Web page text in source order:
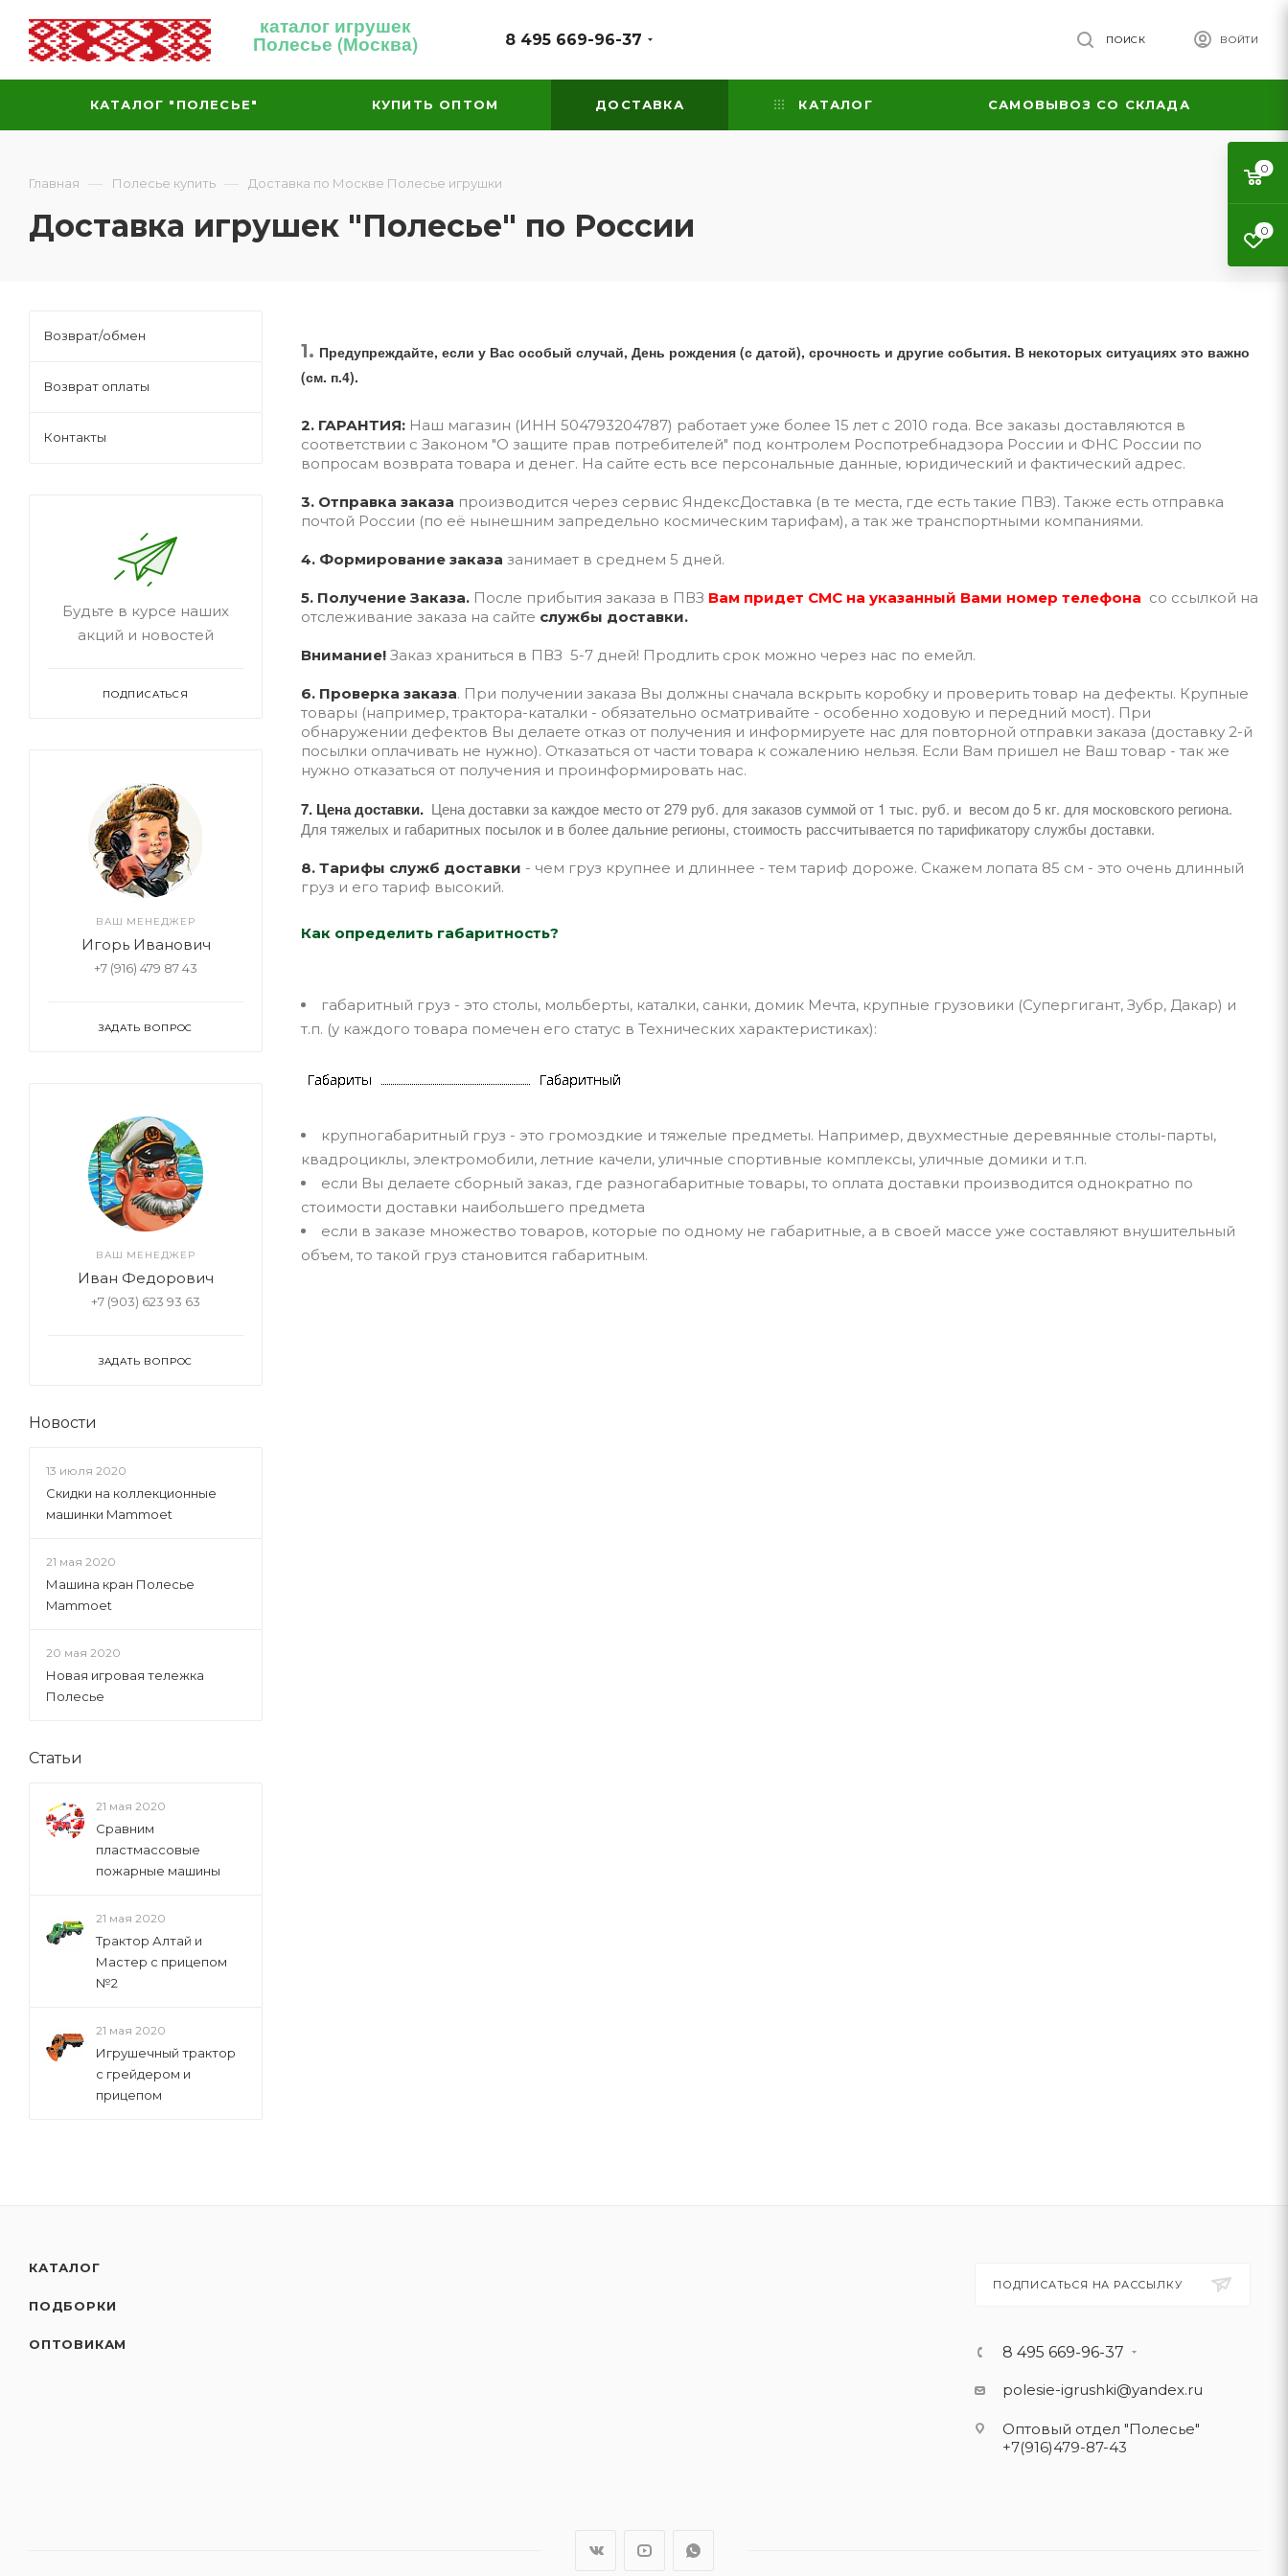
каталог игрушек
Полесье (Москва) 8 495 669-96-37 ВОЙТИ
ПОИСК
КАТАЛОГ "ПОЛЕСЬЕ" КУПИТЬ ОПТОМ ДОСТАВКА КАТАЛОГ САМОВЫВОЗ СО СКЛАДА
Главная — Полесье купить — Доставка по Москве Полесье игрушки
Доставка игрушек "Полесье" по России
1. Предупреждайте, если у Вас особый случай, День рождения (с датой), срочность и другие события. В некоторых ситуациях это важно
(см. п.4).
2. ГАРАНТИЯ: Наш магазин (ИНН 504793204787) работает уже более 15 лет с 2010 года. Все заказы доставляются в
соответствии с Законом "О защите прав потребителей" под контролем Роспотребнадзора России и ФНС России по
вопросам возврата товара и денег. На сайте есть все персональные данные, юридический и фактический адрес.
3. Отправка заказа производится через сервис ЯндексДоставка (в те места, где есть такие ПВЗ). Также есть отправка
почтой России (по её нынешним запредельно космическим тарифам), а так же транспортными компаниями.
4. Формирование заказа занимает в среднем 5 дней.
5. Получение Заказа. После прибытия заказа в ПВЗ Вам придет СМС на указанный Вами номер телефона со ссылкой на
отслеживание заказа на сайте службы доставки.
Внимание! Заказ храниться в ПВЗ 5-7 дней! Продлить срок можно через нас по емейл.
6. Проверка заказа. При получении заказа Вы должны сначала вскрыть коробку и проверить товар на дефекты. Крупные
товары (например, трактора-каталки - обязательно осматривайте - особенно ходовую и передний мост). При
обнаружении дефектов Вы делаете отказ от получения и информируете нас для повторной отправки заказа (доставку 2-й
посылки оплачивать не нужно). Отказаться от части товара к сожалению нельзя. Если Вам пришел не Ваш товар - так же
нужно отказаться от получения и проинформировать нас.
7. Цена доставки. Цена доставки за каждое место от 279 руб. для заказов суммой от 1 тыс. руб. и весом до 5 кг. для московского региона.
Для тяжелых и габаритных посылок и в более дальние регионы, стоимость рассчитывается по тарификатору службы доставки.
8. Тарифы служб доставки - чем груз крупнее и длиннее - тем тариф дороже. Скажем лопата 85 см - это очень длинный
груз и его тариф высокий.
Как определить габаритность?
габаритный груз - это столы, мольберты, каталки, санки, домик Мечта, крупные грузовики (Супергигант, Зубр, Дакар) и
т.п. (у каждого товара помечен его статус в Технических характеристиках):
крупногабаритный груз - это громоздкие и тяжелые предметы. Например, двухместные деревянные столы-парты,
квадроциклы, электромобили, летние качели, уличные спортивные комплексы, уличные домики и т.п.
если Вы делаете сборный заказ, где разногабаритные товары, то оплата доставки производится однократно по
стоимости доставки наибольшего предмета
если в заказе множество товаров, которые по одному не габаритные, а в своей массе уже составляют внушительный
объем, то такой груз становится габаритным.
Возврат/обмен
Возврат оплаты
Контакты
Будьте в курсе наших
акций и новостей
ПОДПИСАТЬСЯ
ВАШ МЕНЕДЖЕР
Игорь Иванович
+7 (916) 479 87 43
ЗАДАТЬ ВОПРОС
ВАШ МЕНЕДЖЕР
Иван Федорович
+7 (903) 623 93 63
ЗАДАТЬ ВОПРОС
Новости
13 июля 2020
Скидки на коллекционные
машинки Mammoet
21 мая 2020
Машина кран Полесье
Mammoet
20 мая 2020
Новая игровая тележка
Полесье
Статьи
21 мая 2020
Сравним
пластмассовые
пожарные машины
21 мая 2020
Трактор Алтай и
Мастер с прицепом
№2
21 мая 2020
Игрушечный трактор
с грейдером и
прицепом
КАТАЛОГ
ПОДБОРКИ
ОПТОВИКАМ
ПОДПИСАТЬСЯ НА РАССЫЛКУ
8 495 669-96-37
polesie-igrushki@yandex.ru
Оптовый отдел "Полесье"
+7(916)479-87-43
0
0